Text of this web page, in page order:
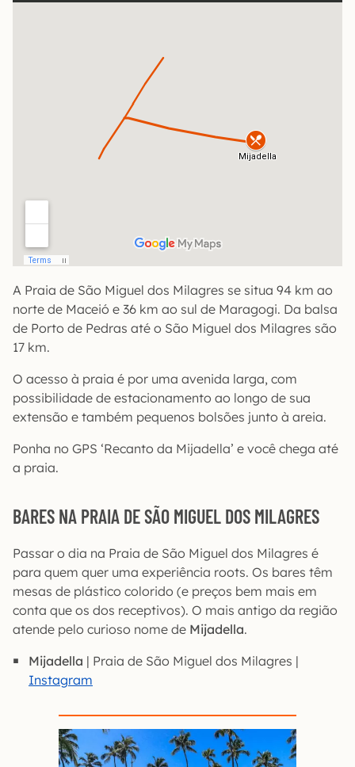
A Praia de São Miguel dos Milagres se situa 94 km ao
norte de Maceió e 36 km ao sul de Maragogi. Da balsa
de Porto de Pedras até o São Miguel dos Milagres são
17 km.
O acesso à praia é por uma avenida larga, com
possibilidade de estacionamento ao longo de sua
extensão e também pequenos bolsões junto à areia.
Ponha no GPS ‘Recanto da Mijadella’ e você chega até
a praia.
BARES NA PRAIA DE SÃO MIGUEL DOS MILAGRES
Passar o dia na Praia de São Miguel dos Milagres é
para quem quer uma experiência roots. Os bares têm
mesas de plástico colorido (e preços bem mais em
conta que os dos receptivos). O mais antigo da região
atende pelo curioso nome de Mijadella.
Mijadella | Praia de São Miguel dos Milagres |
Instagram